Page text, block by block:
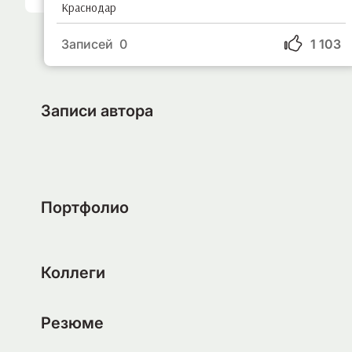
Краснодар
1 103
Записей 0
Записи автора
Портфолио
Коллеги
Резюме